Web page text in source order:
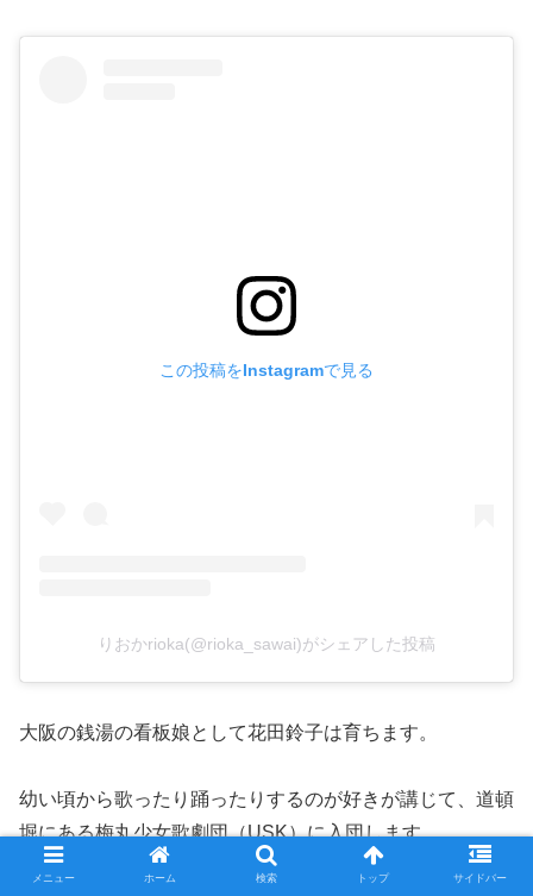
この投稿をInstagramで見る
りおかrioka(@rioka_sawai)がシェアした投稿
大阪の銭湯の看板娘として花田鈴子は育ちます。
幼い頃から歌ったり踊ったりするのが好きが講じて、道頓
堀にある梅丸少女歌劇団（USK）に入団します。
メニュー ホーム 検索 トップ サイドバー